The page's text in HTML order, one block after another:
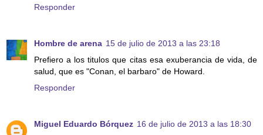
Responder
Hombre de arena 15 de julio de 2013 a las 23:18
Prefiero a los titulos que citas esa exuberancia de vida, de
salud, que es "Conan, el barbaro" de Howard.
Responder
Miguel Eduardo Bórquez 16 de julio de 2013 a las 18:30